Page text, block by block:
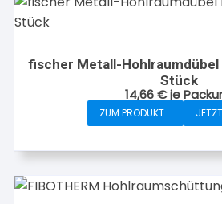
fischer Metall-Hohlraumdübel
Stück
14,66€je
ZUM PRODUKT...